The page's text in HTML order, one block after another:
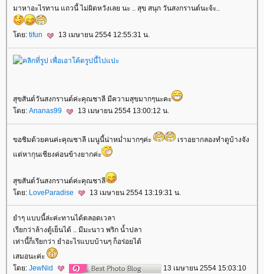
มาหาอะไรทาน แถวนี้ ไม่ผิดหวังเลย นะ .. สุข สนุก วันสงกรานต์นะจ้ะ..
ดย: tifun 13 เมษายน 2554 12:55:31 น.
สุขสันต์วันสงกรานต์ค่ะคุณชาลี มีความสุขมากๆนะคะ
ดย: Ananas99 13 เมษายน 2554 13:00:12 น.
ขอชิมด้วยคนค่ะคุณชาลี เมนูนี้น่าหมํ่ามากๆค่ะ
เราอยากลองทำดูบ้างจัง
ต่หากุนเชียงค่อนข้างยากค่ะ
สุขสันต์วันสงกรานต์ค่ะคุณชาลี
ดย: LoveParadise 13 เมษายน 2554 13:19:31 น.
ำๆ แบบนี้ล่ะค่ะทานได้ตลอดเวลา
เรียกว่าล้างตู้เย็นได้ .. มีมะนาว พริก น้ำปลา
เท่านี้ก็เรียกว่า ยำอะไรแบบบ้านๆ ก็อร่อยได้
เสมอนะค่ะ
ดย: JewNid
13 เมษายน 2554 15:03:10